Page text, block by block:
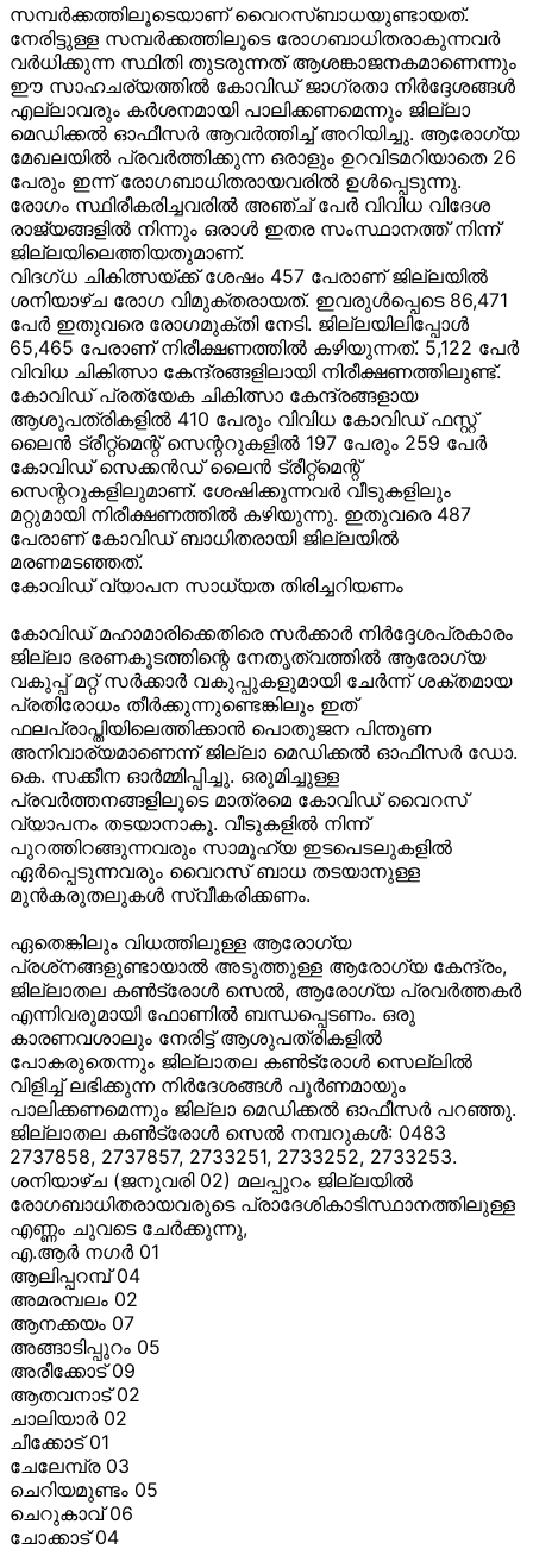
സമ്പര്ക്കത്തിലൂടെയാണ് വൈറസ്ബാധയുണ്ടായത്.
നേരിട്ടുള്ള സമ്പര്ക്കത്തിലൂടെ രോഗബാധിതരാകുന്നവര്
വര്ധിക്കുന്ന സ്ഥിതി തുടരുന്നത് ആശങ്കാജനകമാണെന്നും
ഈ സാഹചര്യത്തില് കോവിഡ് ജാഗ്രതാ നിര്ദ്ദേശങ്ങള്
എല്ലാവരും കര്ശനമായി പാലിക്കണമെന്നും ജില്ലാ
മെഡിക്കല് ഓഫീസര്ആവര്ത്തിച്ച് അറിയിച്ചു. ആരോഗ്യ
മേഖലയില് പ്രവര്ത്തിക്കുന്ന ഒരാളും ഉറവിടമറിയാതെ 26
പേരും ഇന്ന് രോഗബാധിതരായവരില് ഉള്പ്പെടുന്നു.
രോഗം സ്ഥിരീകരിച്ചവരില് അഞ്ച് പേര്വിവിധ വിദേശ
രാജ്യങ്ങളില് നിന്നും ഒരാള് ഇതര സംസ്ഥാനത്ത് നിന്ന്
ജില്ലയിലെത്തിയതുമാണ്.
വിദഗ്ധ ചികിത്സയ്ക്ക് ശേഷം 457 പേരാണ് ജില്ലയില്
ശനിയാഴ്ച രോഗ വിമുക്തരായത്. ഇവരുള്പ്പെടെ 86,471
പേര്ഇതുവരെ രോഗമുക്തി നേടി. ജില്ലയിലിപ്പോള്
65,465 പേരാണ് നിരീക്ഷണത്തില് കഴിയുന്നത്. 5,122 പേര്
വിവിധ ചികിത്സാ കേന്ദ്രങ്ങളിലായി നിരീക്ഷണത്തിലുണ്ട്.
കോവിഡ് പ്രത്യേക ചികിത്സാ കേന്ദ്രങ്ങളായ
ആശുപത്രികളില് 410 പേരും വിവിധ കോവിഡ് ഫസ്റ്റ്
ലൈന് ട്രീറ്റ്‌മെന്റ് സെന്ററുകളില് 197 പേരും 259 പേര്
കോവിഡ് സെക്കന്ഡ് ലൈന് ട്രീറ്റ്‌മെന്റ്
സെന്ററുകളിലുമാണ്. ശേഷിക്കുന്നവര്വീടുകളിലും
മറ്റുമായി നിരീക്ഷണത്തില് കഴിയുന്നു. ഇതുവരെ 487
പേരാണ് കോവിഡ് ബാധിതരായി ജില്ലയില്
മരണമടഞ്ഞത്.
കോവിഡ് വ്യാപന സാധ്യത തിരിച്ചറിയണം
കോവിഡ് മഹാമാരിക്കെതിരെ സര്ക്കാര്നിര്ദ്ദേശപ്രകാരം
ജില്ലാ ഭരണകൂടത്തിന്റെ നേതൃത്വത്തില് ആരോഗ്യ
വകുപ്പ് മറ്റ് സര്ക്കാര്വകുപ്പുകളുമായി ചേര്ന്ന് ശക്തമായ
പ്രതിരോധം തീര്ക്കുന്നുണ്ടെങ്കിലും ഇത്
ഫലപ്രാപ്തിയിലെത്തിക്കാന് പൊതുജന പിന്തുണ
അനിവാര്യമാണെന്ന് ജില്ലാ മെഡിക്കല് ഓഫീസര്ഡോ.
കെ. സക്കീന ഓര്മ്മിപ്പിച്ചു. ഒരുമിച്ചുള്ള
പ്രവര്ത്തനങ്ങളിലൂടെ മാത്രമെ കോവിഡ് വൈറസ്
വ്യാപനം തടയാനാകൂ. വീടുകളില് നിന്ന്
പുറത്തിറങ്ങുന്നവരും സാമൂഹ്യ ഇടപെടലുകളില്
ഏര്പ്പെടുന്നവരും വൈറസ് ബാധ തടയാനുള്ള
മുന്കരുതലുകള് സ്വീകരിക്കണം.
ഏതെങ്കിലും വിധത്തിലുള്ള ആരോഗ്യ
പ്രശ്‌നങ്ങളുണ്ടായാല് അടുത്തുള്ള ആരോഗ്യ കേന്ദ്രം,
ജില്ലാതല കണ്ട്രോള് സെല്, ആരോഗ്യ പ്രവര്ത്തകര്
എന്നിവരുമായി ഫോണില് ബന്ധപ്പെടണം. ഒരു
കാരണവശാലും നേരിട്ട് ആശുപത്രികളില്
പോകരുതെന്നും ജില്ലാതല കണ്ട്രോള് സെല്ലില്
വിളിച്ച് ലഭിക്കുന്ന നിര്ദേശങ്ങള് പൂര്ണമായും
പാലിക്കണമെന്നും ജില്ലാ മെഡിക്കല് ഓഫീസര്പറഞ്ഞു.
ജില്ലാതല കണ്ട്രോള് സെല് നമ്പറുകള്: 0483
2737858, 2737857, 2733251, 2733252, 2733253.
ശനിയാഴ്ച (ജനുവരി 02) മലപ്പുറം ജില്ലയില്
രോഗബാധിതരായവരുടെ പ്രാദേശികാടിസ്ഥാനത്തിലുള്ള
എണ്ണം ചുവടെ ചേര്ക്കുന്നു,
എ.ആര്നഗര്01
ആലിപ്പറമ്പ് 04
അമരമ്പലം 02
ആനക്കയം 07
അങ്ങാടിപ്പുറം 05
അരീക്കോട് 09
ആതവനാട് 02
ചാലിയാര്02
ചീക്കോട് 01
ചേലേമ്പ്ര 03
ചെറിയമുണ്ടം 05
ചെറുകാവ് 06
ചോക്കാട് 04